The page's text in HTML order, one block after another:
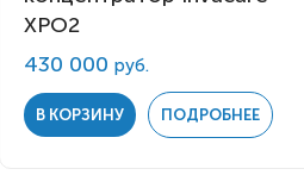
XPO2
430 000 руб.
В КОРЗИНУ ПОДРОБНЕЕ